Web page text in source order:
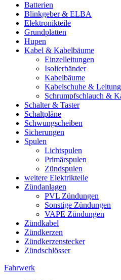
Batterien
Blinkgeber & ELBA
Elektronikteile
Grundplatten
Hupen
Kabel & Kabelbäume
Einzelleitungen
Isolierbänder
Kabelbäume
Kabelschuhe &
Schrumpfschlauch &
Schalter & Taster
Schaltpläne
Schwungscheiben
Sicherungen
Spulen
Lichtspulen
Primärspulen
Zündspulen
weitere Elektrikteile
Zündanlagen
PVL Zündungen
Sonstige Zündungen
VAPE Zündungen
Zündkabel
Zündkerzen
Zündkerzenstecker
Zündschlösser
Fahrwerk